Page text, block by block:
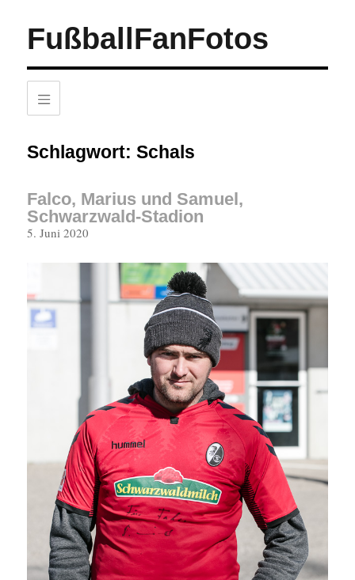
FußballFanFotos
Schlagwort:Schals
Falco, Marius und Samuel,
Schwarzwald-Stadion
Veröffentlicht
5. Juni 2020